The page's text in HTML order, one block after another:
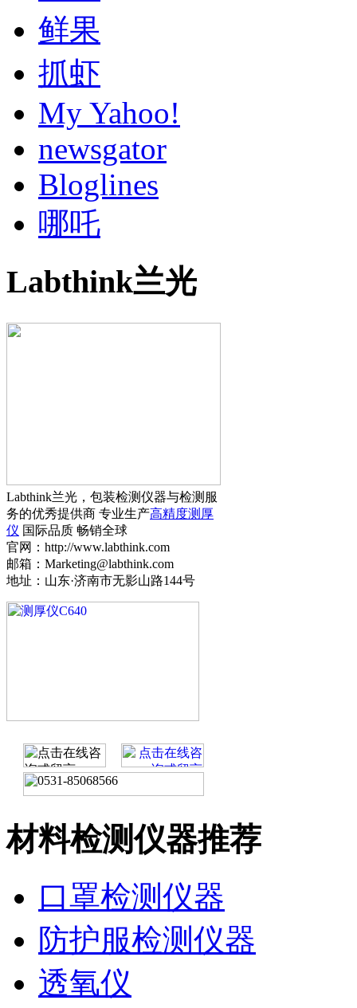
鲜果
抓虾
My Yahoo!
newsgator
Bloglines
哪吒
Labthink兰光
Labthink兰光，包装检测仪器与检测服
务的优秀提供商 专业生产高精度测厚
仪 国际品质 畅销全球
官网：http://www.labthink.com
邮箱：Marketing@labthink.com
地址：山东·济南市无影山路144号
材料检测仪器推荐
口罩检测仪器
防护服检测仪器
透氧仪